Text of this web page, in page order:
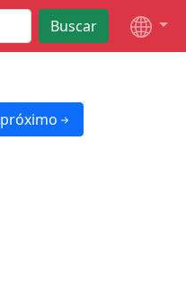
Buscar
próximo